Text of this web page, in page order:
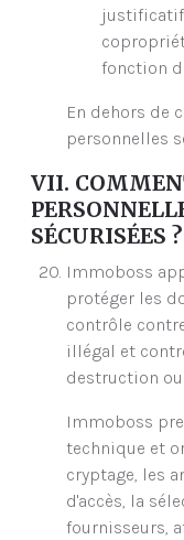
fonction
En dehors de
personnelles
VII.
SÉCURISÉES ?
Immoboss
protéger les
contrôle
illégal et
destruction
Immoboss
technique et
cryptage, les
d'accès, la
fournisseurs,